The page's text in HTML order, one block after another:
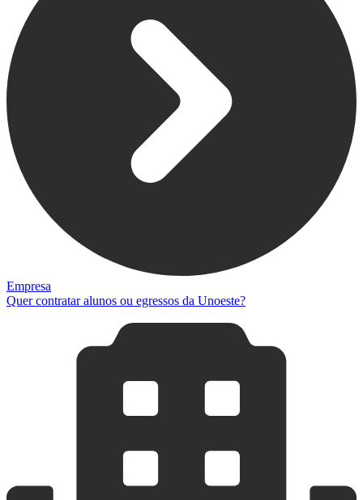
Empresa
Quer contratar alunos ou egressos da Unoeste?